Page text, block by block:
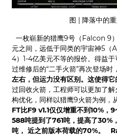
图 | 降落中的
一枚崭新的猎鹰9号（Falcon 9
元之间，远低于同类的宇宙神5
4）1-4亿美元不等的报价。得益
过维修后的“二手火箭”再次登场时
左右，但运力没有区别。这使得它
过回收火箭，工程师可以更加了
构优化，同样以猎鹰9火箭为例，
FT比F9 v1.1仅仅增重不到10%
588吨提到了761吨，提高了30%
吨， 近之前版本荷载的70%。